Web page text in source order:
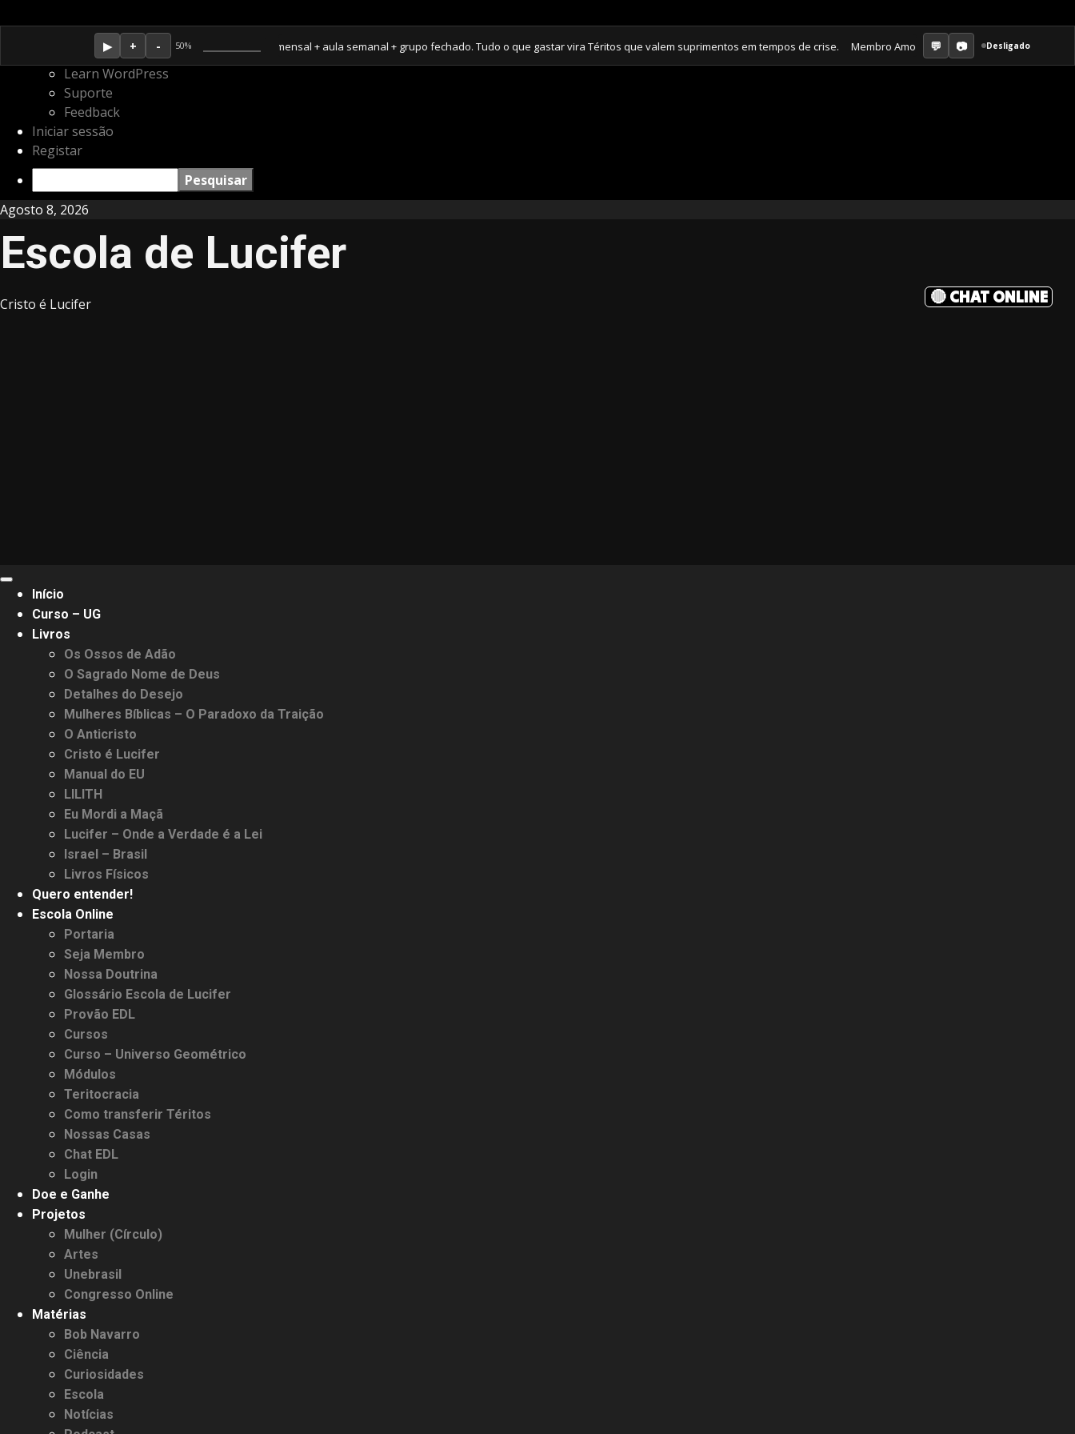
50%
Membro Amor ganha jornal mensal + aula semanal + grupo fechado. Tudo o que gastar vira Téritos que valem suprimentos em tempos de crise. Membro Amor ganha jornal mensal + aula
Desligado
WordPress
WordPress.org
Documentação
Learn WordPress
Suporte
Feedback
Iniciar sessão
Registar
Pesquisar
Skip
content
Agosto 8, 2026
Escola de Lucifer
Cristo é Lucifer 🔴 CHAT ONLINE
Primary
Menu
Início
Curso – UG
Livros
Os Ossos de Adão
O Sagrado Nome de Deus
Detalhes do Desejo
Mulheres Bíblicas – O Paradoxo da Traição
O Anticristo
Cristo é Lucifer
Manual do EU
LILITH
Eu Mordi a Maçã
Lucifer – Onde a Verdade é a Lei
Israel – Brasil
Livros Físicos
Quero entender!
Escola Online
Portaria
Seja Membro
Nossa Doutrina
Glossário Escola de Lucifer
Provão EDL
Cursos
Curso – Universo Geométrico
Módulos
Teritocracia
Como transferir Téritos
Nossas Casas
Chat EDL
Login
Doe e Ganhe
Projetos
Mulher (Círculo)
Artes
Unebrasil
Congresso Online
Matérias
Bob Navarro
Ciência
Curiosidades
Escola
Notícias